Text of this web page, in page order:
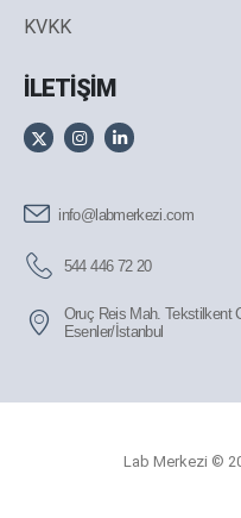
KVKK
İLETİŞİM
info@labmerkezi.com
544 446 72 20
Oruç Reis Mah. Tekstilkent
Esenler/İstanbul
Lab Merkezi ©